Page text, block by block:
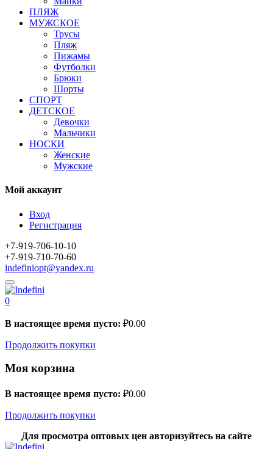
ПЛЯЖ
МУЖСКОЕ
Трусы
Пляж
Пижамы
Футболки
Брюки
Шорты
СПОРТ
ДЕТСКОЕ
Девочки
Мальчики
НОСКИ
Женские
Мужские
Мой аккаунт
Вход
Регистрация
+7-919-706-10-10
+7-919-710-70-60
indefiniopt@yandex.ru
0
В настоящее время пусто: ₽0.00
Продолжить покупки
Моя корзина
В настоящее время пусто: ₽0.00
Продолжить покупки
Для просмотра оптовых цен авторизуйтесь на сайте